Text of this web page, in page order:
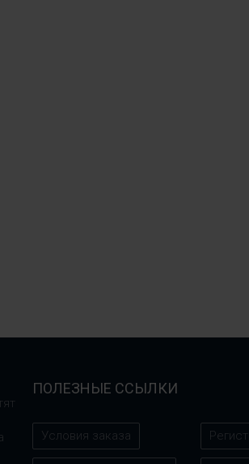
ПОЛЕЗНЫЕ ССЫЛКИ
Условия заказа